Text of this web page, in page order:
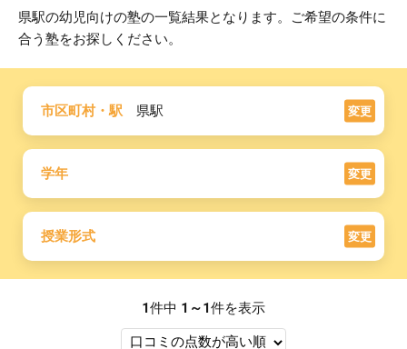
県駅の幼児向けの塾の一覧結果となります。ご希望の条件に
合う塾をお探しください。
市区町村・駅 県駅 変更
学年 変更
授業形式 変更
1件中 1～1件を表示